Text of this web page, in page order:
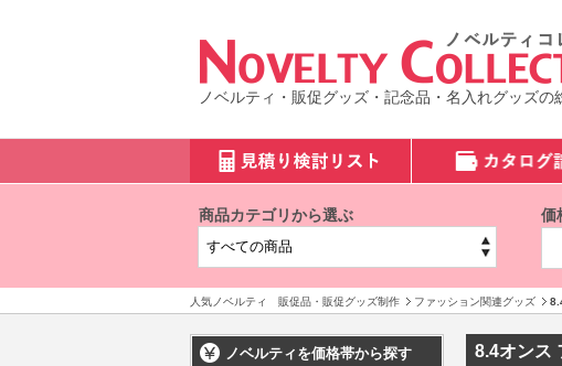
ノベルティ・販促グッズ・記念品・名入れグッズの
商品カテゴリから選ぶ 価
人気ノベルティ 販促品・販促グッズ制作 ファッション関連グッズ
ノベルティを価格帯から探す 8.4オンス